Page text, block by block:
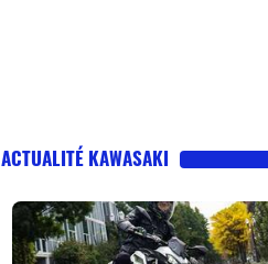
ACTUALITÉ KAWASAKI